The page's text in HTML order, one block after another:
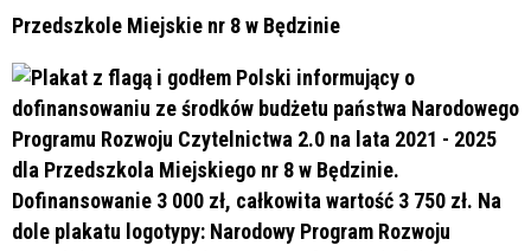
Przedszkole Miejskie nr 8 w Będzinie